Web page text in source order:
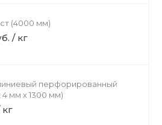
(4000 мм)
/ кг
перфорированный
мм х 1300 мм)
кг